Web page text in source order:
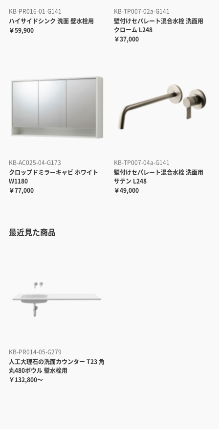
KB-PR016-01-G141
ハイサイドシンク 洗面 壁水栓用
￥59,900
KB-TP007-02a-G141
壁付けセパレート混合水栓 洗面用
クローム L248
￥37,000
KB-AC025-04-G173
クロップドミラーキャビ ホワイト
W1180
￥77,000
KB-TP007-04a-G141
壁付けセパレート混合水栓 洗面用
サテン L248
￥49,000
最近見た商品
KB-PR014-05-G279
人工大理石の洗面カウンター T23 角
丸480ボウル 壁水栓用
￥132,800～